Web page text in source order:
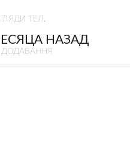
ТЕЛ.
НАЗАД
ДОДАВАННЯ